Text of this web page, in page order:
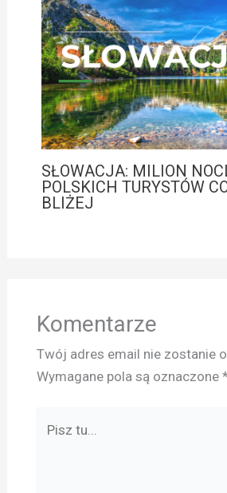
SŁOWACJA: MILION
POLSKICH TURYSTÓW
BLIŻEJ
Komentarze
Twój adres email nie zostanie
Wymagane pola są oznaczone *